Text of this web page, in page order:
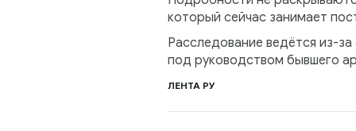
который сейчас занимает
Расследование ведётся из-
под руководством бывшего
ЛЕНТА РУ